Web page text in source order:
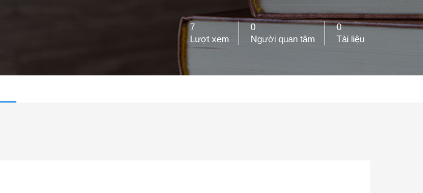
7
Lượt xem
0
Người quan tâm
0
Tài liệu